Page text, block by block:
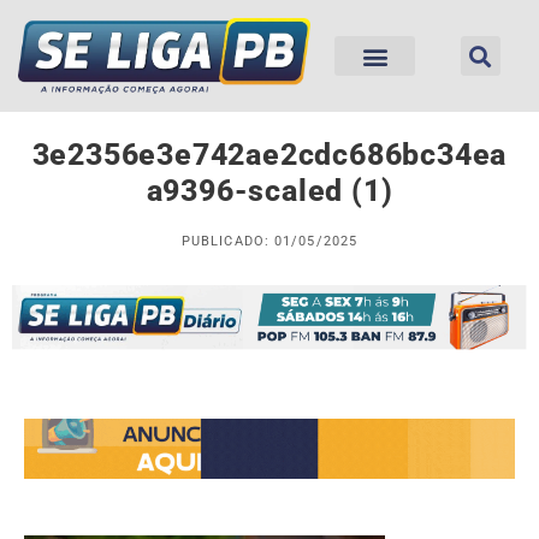
3e2356e3e742ae2cdc686bc34ea
a9396-scaled (1)
PUBLICADO: 01/05/2025